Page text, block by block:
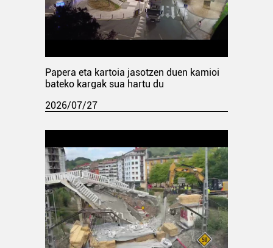
Papera eta kartoia jasotzen duen kamioi
bateko kargak sua hartu du
2026/07/27